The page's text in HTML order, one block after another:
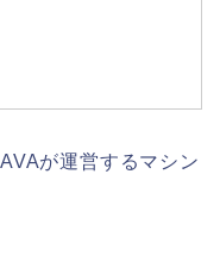
が運営するマシン